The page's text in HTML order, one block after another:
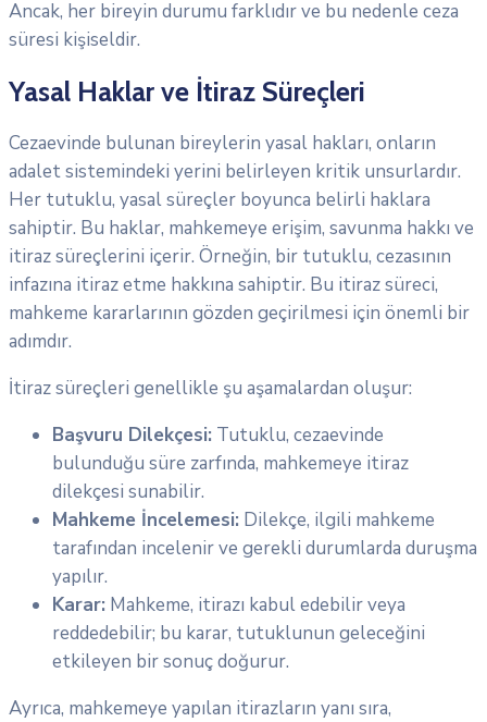
Ancak, her bireyin durumu farklıdır ve bu nedenle ceza
süresi kişiseldir.
Yasal Haklar ve İtiraz Süreçleri
Cezaevinde bulunan bireylerin yasal hakları, onların
adalet sistemindeki yerini belirleyen kritik unsurlardır.
Her tutuklu, yasal süreçler boyunca belirli haklara
sahiptir. Bu haklar, mahkemeye erişim, savunma hakkı ve
itiraz süreçlerini içerir. Örneğin, bir tutuklu, cezasının
infazına itiraz etme hakkına sahiptir. Bu itiraz süreci,
mahkeme kararlarının gözden geçirilmesi için önemli bir
adımdır.
İtiraz süreçleri genellikle şu aşamalardan oluşur:
Başvuru Dilekçesi: Tutuklu, cezaevinde
bulunduğu süre zarfında, mahkemeye itiraz
dilekçesi sunabilir.
Mahkeme İncelemesi: Dilekçe, ilgili mahkeme
tarafından incelenir ve gerekli durumlarda duruşma
yapılır.
Karar: Mahkeme, itirazı kabul edebilir veya
reddedebilir; bu karar, tutuklunun geleceğini
etkileyen bir sonuç doğurur.
Ayrıca, mahkemeye yapılan itirazların yanı sıra,